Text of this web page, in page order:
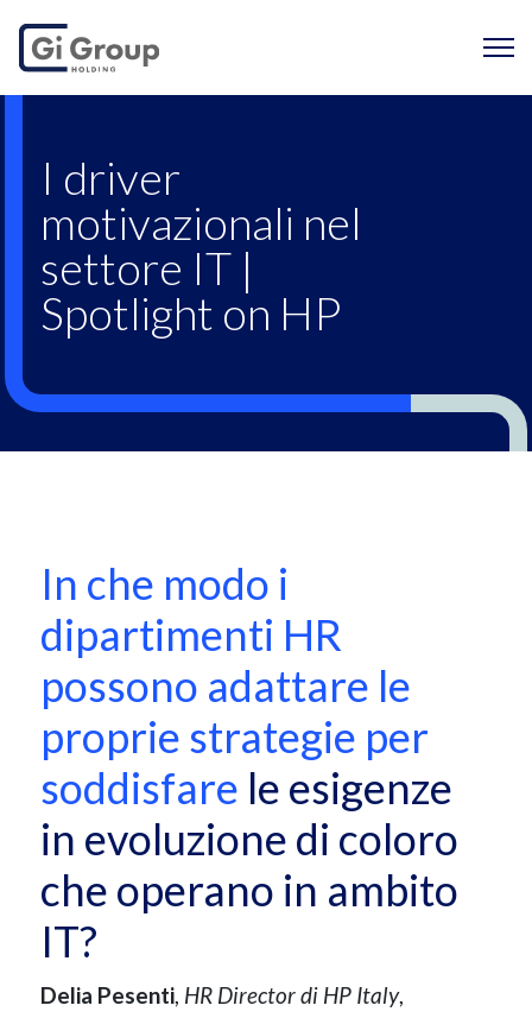
I driver
motivazionali nel
settore IT |
Spotlight on HP
In che modo i
dipartimenti HR
possono adattare le
proprie strategie per
soddisfare le esigenze
in evoluzione di coloro
che operano in ambito
IT?
Delia Pesenti, HR Director di HP Italy,